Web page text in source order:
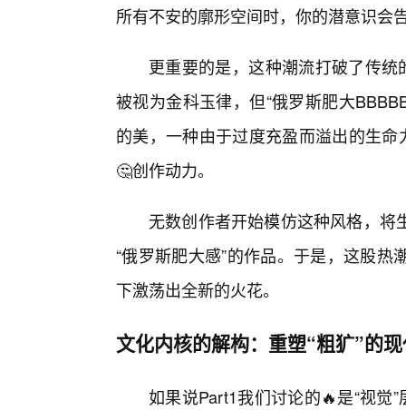
所有不安的廓形空间时，你的潜意识会
更重要的是，这种潮流打破了传统
被视为金科玉律，但“俄罗斯肥大
的美，一种由于过度充盈而溢出的生
🤔创作动力。
无数创作者开始模仿这种风格，
“俄罗斯肥大感”的作品。于是，这股
下激荡出全新的火花。
文化内核的解构：重塑“粗犷”的
如果说Part1我们讨论的🔥是“视觉